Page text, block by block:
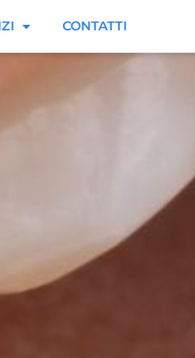
CONTATTI